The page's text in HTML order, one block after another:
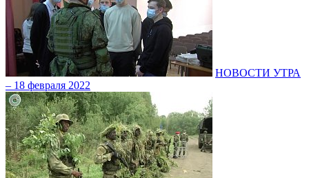
НОВОСТИ УТРА
– 18 февраля 2022